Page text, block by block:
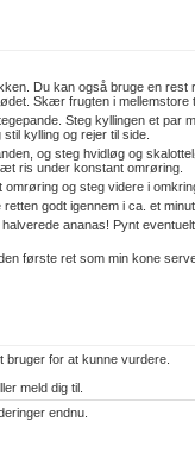
Du kan også bruge en
Skær frugten i mellemstore
Steg kyllingen et par
kylling og rejer til side.
og steg hvidløg og
ris under konstant omrøring.
og steg videre i
godt igennem i ca. et
ananas! Pynt
første ret som min kone
for at kunne vurdere.
meld dig til.
endnu.